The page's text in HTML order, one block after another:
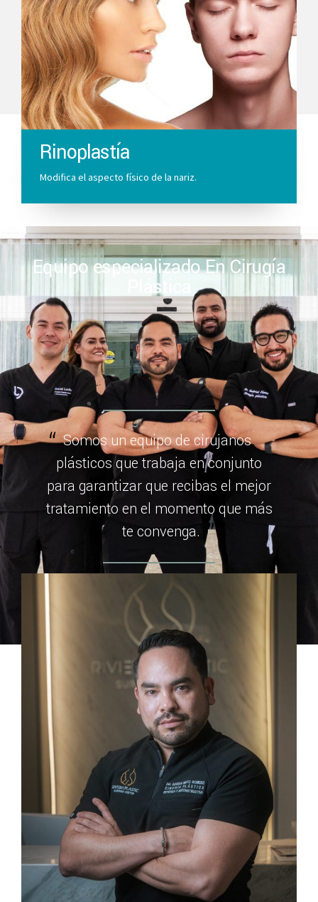
Rinoplastía
Modifica el aspecto físico de la nariz.
Equipo especializado En Cirugía
Plástica
Somos un equipo de cirujanos
plásticos que trabaja en conjunto
para garantizar que recibas el mejor
tratamiento en el momento que más
te convenga.